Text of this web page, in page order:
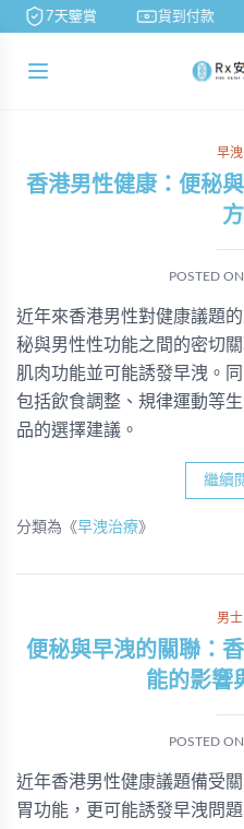
7天鑒賞 貨到付款
早
香港男性健康：便秘
POSTED ON
近年來香港男性對健康議題
秘與男性性功能之間的密切
肌肉功能並可能誘發早洩。
包括飲食調整、規律運動等
品的選擇建議。
繼續
分類為《早洩治療》
男
便秘與早洩的關聯：
能的影響
POSTED ON
近年香港男性健康議題備受
胃功能，更可能誘發早洩問